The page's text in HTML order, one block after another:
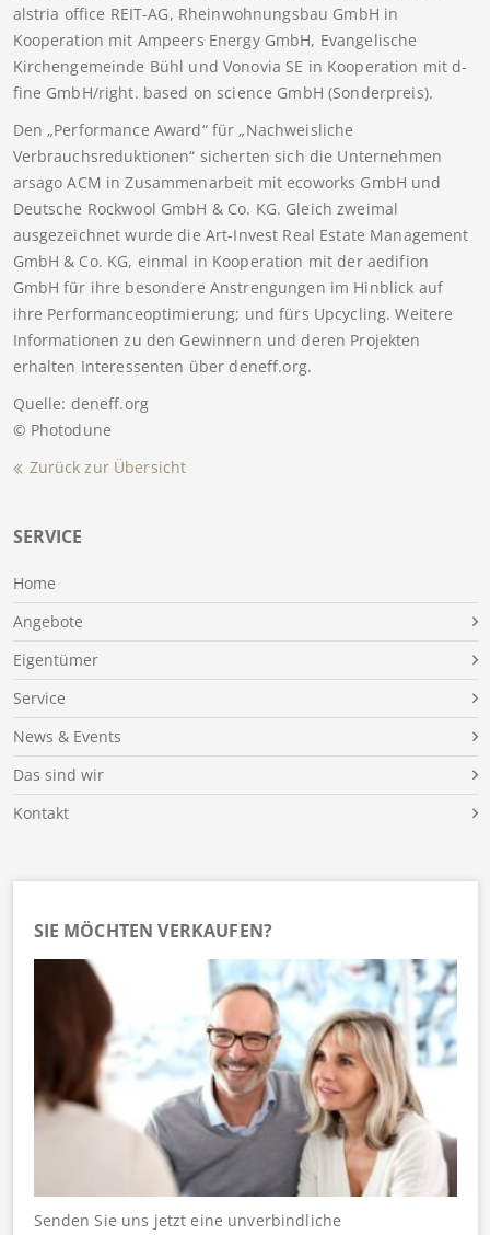
SERVICE
Home
Angebote
Eigentümer
Service
News & Events
Das sind wir
Kontakt
SIE MÖCHTEN VERKAUFEN?
Senden Sie uns jetzt eine unverbindliche
alstria office REIT-AG, Rheinwohnungsbau GmbH in
Kooperation mit Ampeers Energy GmbH, Evangelische
Kirchengemeinde Bühl und Vonovia SE in Kooperation mit d-
fine GmbH/right. based on science GmbH (Sonderpreis).
Den „Performance Award“ für „Nachweisliche
Verbrauchsreduktionen“ sicherten sich die Unternehmen
arsago ACM in Zusammenarbeit mit ecoworks GmbH und
Deutsche Rockwool GmbH & Co. KG. Gleich zweimal
ausgezeichnet wurde die Art-Invest Real Estate Management
GmbH & Co. KG, einmal in Kooperation mit der aedifion
GmbH für ihre besondere Anstrengungen im Hinblick auf
ihre Performanceoptimierung; und fürs Upcycling. Weitere
Informationen zu den Gewinnern und deren Projekten
erhalten Interessenten über deneff.org.
Quelle: deneff.org
© Photodune
Zurück zur Übersicht